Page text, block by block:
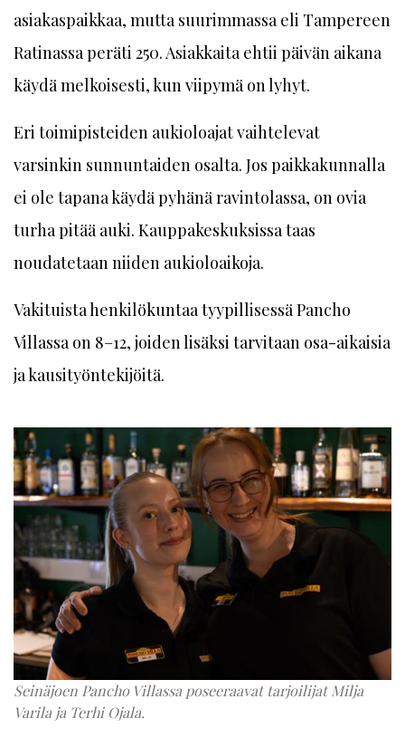
asiakaspaikkaa, mutta suurimmassa eli Tampereen
Ratinassa peräti 250. Asiakkaita ehtii päivän aikana
käydä melkoisesti, kun viipymä on lyhyt.
Eri toimipisteiden aukioloajat vaihtelevat
varsinkin sunnuntaiden osalta. Jos paikkakunnalla
ei ole tapana käydä pyhänä ravintolassa, on ovia
turha pitää auki. Kauppakeskuksissa taas
noudatetaan niiden aukioloaikoja.
Vakituista henkilökuntaa tyypillisessä Pancho
Villassa on 8–12, joiden lisäksi tarvitaan osa-aikaisia
ja kausityöntekijöitä.
Seinäjoen Pancho Villassa poseeraavat tarjoilijat Milja
Varila ja Terhi Ojala.